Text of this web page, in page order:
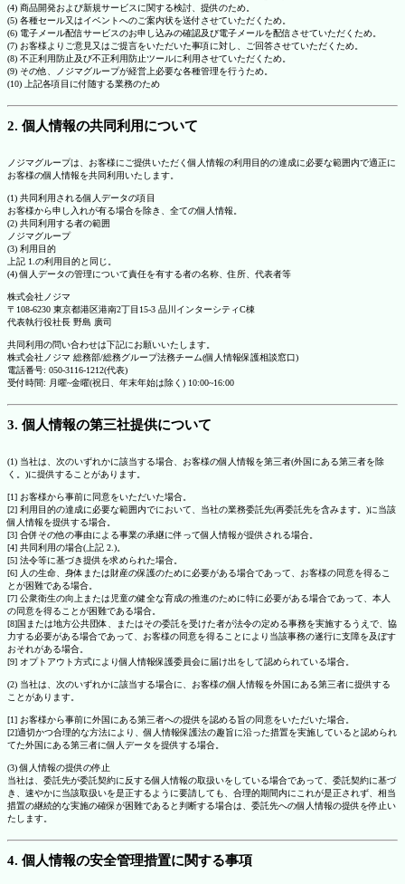
(4) 商品開発および新規サービスに関する検討、提供のため。
(5) 各種セール又はイベントへのご案内状を送付させていただくため。
(6) 電子メール配信サービスのお申し込みの確認及び電子メールを配信させていただくため。
(7) お客様よりご意見又はご提言をいただいた事項に対し、ご回答させていただくため。
(8) 不正利用防止及び不正利用防止ツールに利用させていただくため。
(9) その他、ノジマグループが経営上必要な各種管理を行うため。
(10) 上記各項目に付随する業務のため
2. 個人情報の共同利用について
ノジマグループは、お客様にご提供いただく個人情報の利用目的の達成に必要な範囲内で適正に
お客様の個人情報を共同利用いたします。
(1) 共同利用される個人データの項目
お客様から申し入れが有る場合を除き、全ての個人情報。
(2) 共同利用する者の範囲
ノジマグループ
(3) 利用目的
上記 1.の利用目的と同じ。
(4) 個人データの管理について責任を有する者の名称、住所、代表者等
株式会社ノジマ
〒108-6230 東京都港区港南2丁目15-3 品川インターシティC棟
代表執行役社長 野島 廣司
共同利用の問い合わせは下記にお願いいたします。
株式会社ノジマ 総務部/総務グループ法務チーム(個人情報保護相談窓口)
電話番号: 050-3116-1212(代表)
受付時間: 月曜~金曜(祝日、年末年始は除く) 10:00~16:00
3. 個人情報の第三社提供について
(1) 当社は、次のいずれかに該当する場合、お客様の個人情報を第三者(外国にある第三者を除
く。)に提供することがあります。
[1] お客様から事前に同意をいただいた場合。
[2] 利用目的の達成に必要な範囲内でにおいて、当社の業務委託先(再委託先を含みます。)に当該
個人情報を提供する場合。
[3] 合併その他の事由による事業の承継に伴って個人情報が提供される場合。
[4] 共同利用の場合(上記 2.)。
[5] 法令等に基づき提供を求められた場合。
[6] 人の生命、身体または財産の保護のために必要がある場合であって、お客様の同意を得るこ
とが困難である場合。
[7] 公衆衛生の向上または児童の健全な育成の推進のために特に必要がある場合であって、本人
の同意を得ることが困難である場合。
[8]国または地方公共団体、またはその委託を受けた者が法令の定める事務を実施するうえで、協
力する必要がある場合であって、お客様の同意を得ることにより当該事務の遂行に支障を及ぼす
おそれがある場合。
[9] オプトアウト方式により個人情報保護委員会に届け出をして認められている場合。
(2) 当社は、次のいずれかに該当する場合に、お客様の個人情報を外国にある第三者に提供する
ことがあります。
[1] お客様から事前に外国にある第三者への提供を認める旨の同意をいただいた場合。
[2]適切かつ合理的な方法により、個人情報保護法の趣旨に沿った措置を実施していると認められ
てた外国にある第三者に個人データを提供する場合。
(3) 個人情報の提供の停止
当社は、委託先が委託契約に反する個人情報の取扱いをしている場合であって、委託契約に基づ
き、速やかに当該取扱いを是正するように要請しても、合理的期間内にこれが是正されず、相当
措置の継続的な実施の確保が困難であると判断する場合は、委託先への個人情報の提供を停止い
たします。
4. 個人情報の安全管理措置に関する事項